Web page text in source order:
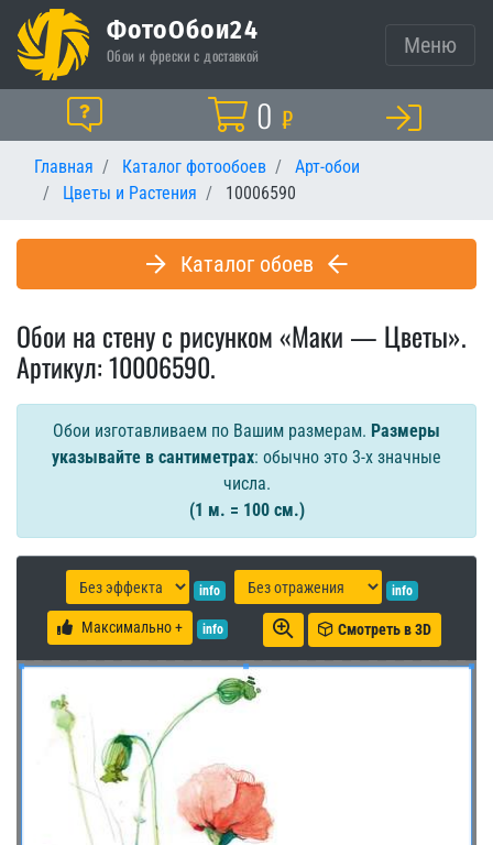
ФотоОбои24
Обои и фрески с доставкой Меню
Помощь Корзина
0 ₽
Главная Каталог фотообоев
Арт-обои
Цветы и Растения
10006590
Каталог обоев
Обои на стену с рисунком «Маки — Цветы».
Артикул: 10006590.
Обои изготавливаем по Вашим размерам. Размеры
указывайте в сантиметрах: обычно это 3-х значные
числа.
(1 м. = 100 см.)
info info
Максимально + info Смотреть в 3D